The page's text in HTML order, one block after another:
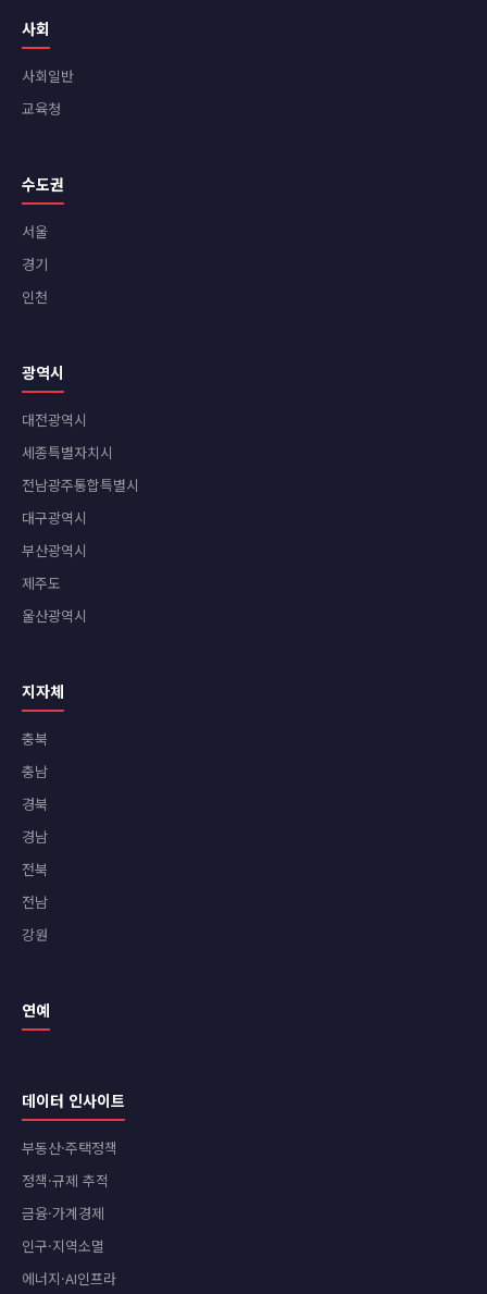
사회
사회일반
교육청
수도권
서울
경기
인천
광역시
대전광역시
세종특별자치시
전남광주통합특별시
대구광역시
부산광역시
제주도
울산광역시
지자체
충북
충남
경북
경남
전북
전남
강원
연예
데이터 인사이트
부동산·주택정책
정책·규제 추적
금융·가계경제
인구·지역소멸
에너지·AI인프라